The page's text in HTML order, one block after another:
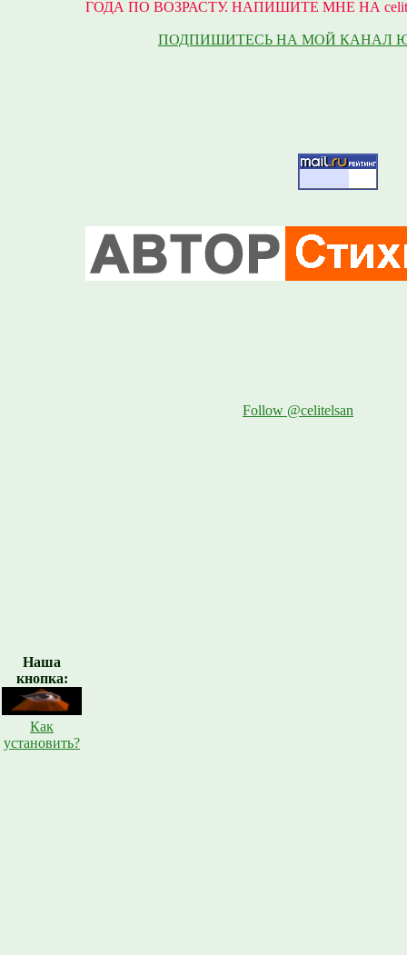
Наша
кнопка:
Как
установить?
ГОДА ПО ВОЗРАСТУ. НАПИШИТЕ МНЕ НА
ПОДПИШИТЕСЬ НА МОЙ КАНАЛ
Follow @celitelsan